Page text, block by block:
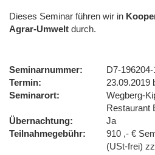
Dieses Seminar führen wir in
Agrar-Umwelt durch.
Seminarnummer
D7-196204-
Termin
23.09.2019
Seminarort
Wegberg-
Restaurant
Übernachtung
Ja
Teilnahmegebühr
910 ,- €
(USt-frei)